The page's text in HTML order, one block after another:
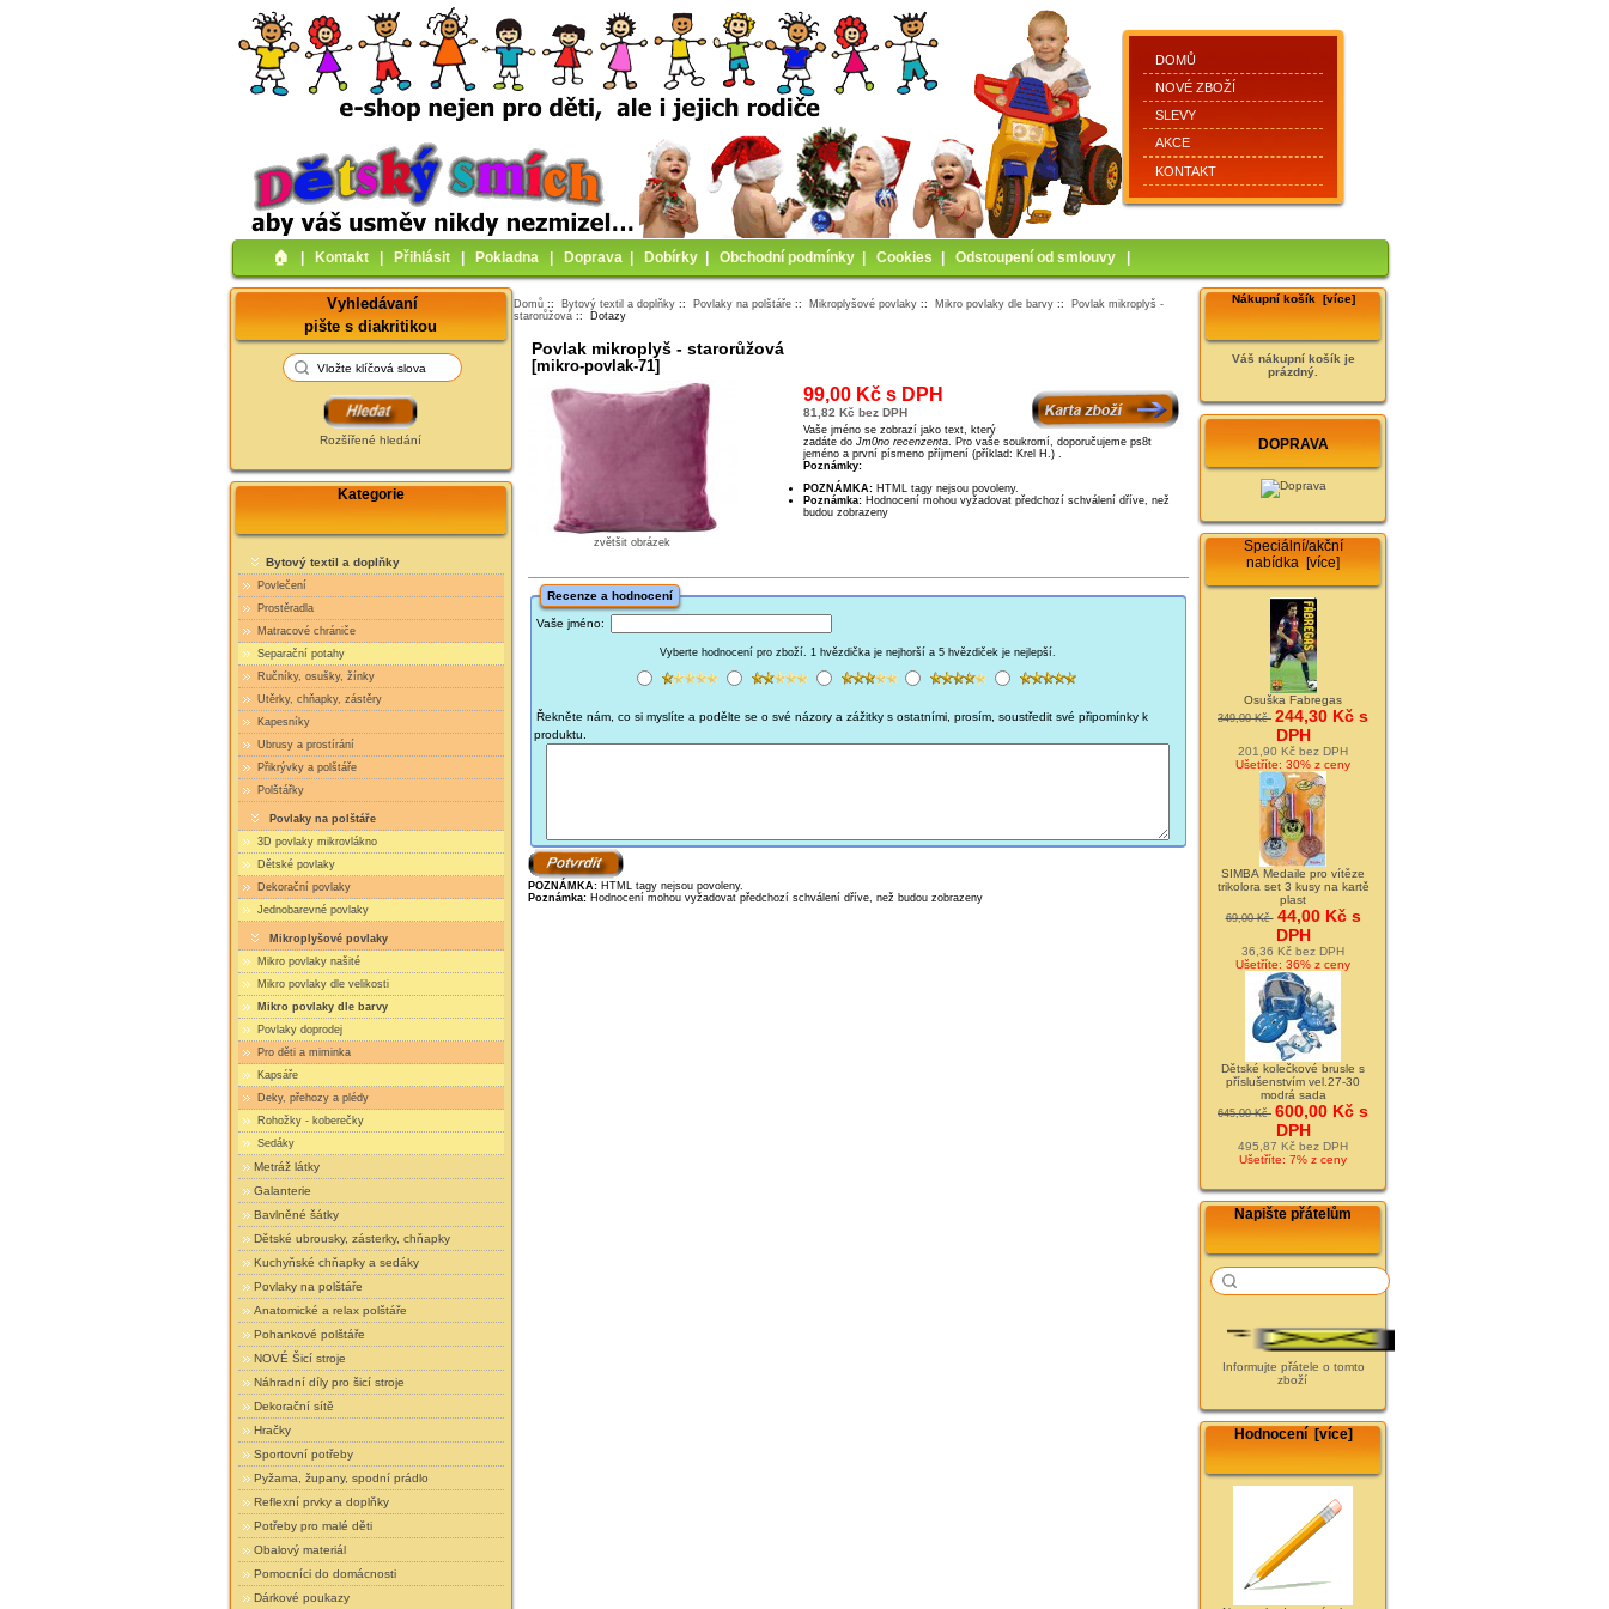
DOMŮ
NOVÉ ZBOŽÍ
SLEVY
AKCE
KONTAKT
🏠︎ Kontakt Přihlásit Pokladna Doprava Dobírky Obchodní podmínky Cookies Odstoupení od smlouvy
Vyhledávaní
pište s diakritikou
Rozšířené hledání
Kategorie
Bytový textil a doplňky
Povlečení
Prostěradla
Matracové chrániče
Separační potahy
Ručníky, osušky, žínky
Utěrky, chňapky, zástěry
Kapesníky
Ubrusy a prostírání
Přikrývky a polštáře
Polštářky
Povlaky na polštáře
3D povlaky mikrovlákno
Dětské povlaky
Dekorační povlaky
Jednobarevné povlaky
Mikroplyšové povlaky
Mikro povlaky našité
Mikro povlaky dle velikosti
Mikro povlaky dle barvy
Povlaky doprodej
Pro děti a miminka
Kapsáře
Deky, přehozy a plédy
Rohožky - koberečky
Sedáky
Metráž látky
Galanterie
Bavlněné šátky
Dětské ubrousky, zásterky, chňapky
Kuchyňské chňapky a sedáky
Povlaky na polštáře
Anatomické a relax polštáře
Pohankové polštáře
NOVÉ Šicí stroje
Náhradní díly pro šicí stroje
Dekorační sítě
Hračky
Sportovní potřeby
Pyžama, župany, spodní prádlo
Reflexní prvky a doplňky
Potřeby pro malé děti
Obalový materiál
Pomocníci do domácnosti
Dárkové poukazy
Domů :: Bytový textil a doplňky :: Povlaky na polštáře :: Mikroplyšové povlaky :: Mikro povlaky dle barvy :: Povlak mikroplyš -
starorůžová :: Dotazy
Povlak mikroplyš - starorůžová
[mikro-povlak-71]
zvětšit obrázek
99,00 Kč s DPH
81,82 Kč bez DPH
Vaše jméno se zobrazí jako text, který
zadáte doJm0no recenzenta. Pro vaše soukromí, doporučujeme ps8t
jeméno a první písmeno příjmení (příklad: Krel H.) .
Poznámky:
POZNÁMKA: HTML tagy nejsou povoleny.
Poznámka:
budou zobrazeny
Recenze a hodnocení
Vaše jméno:
Vyberte hodnocení pro zboží. 1 hvězdička je nejhorší a 5 hvězdiček je nejlepší.
Řekněte nám, co si myslíte a podělte se o své názory a zážitky s ostatními, prosím, soustředit své připomínky k
produktu.
POZNÁMKA: HTML tagy nejsou povoleny.
Poznámka: Hodnocení mohou vyžadovat předchozí schválení dříve, než budou zobrazeny
Nákupní košík [více]
Váš nákupní košík je
prázdný.
DOPRAVA
Speciální/akční
nabídka [více]
Osuška Fabregas
349,00 Kč 244,30 Kč s
DPH
201,90 Kč bez DPH
Ušetříte: 30% z ceny
SIMBA Medaile pro vítěze
trikolora set 3 kusy na kartě
plast
69,00 Kč 44,00 Kč s
DPH
36,36 Kč bez DPH
Ušetříte: 36% z ceny
Dětské kolečkové brusle s
příslušenstvím vel.27-30
modrá sada
645,00 Kč 600,00 Kč s
DPH
495,87 Kč bez DPH
Ušetříte: 7% z ceny
Napište přátelům
Informujte přátele o tomto
zboží
Hodnocení [více]